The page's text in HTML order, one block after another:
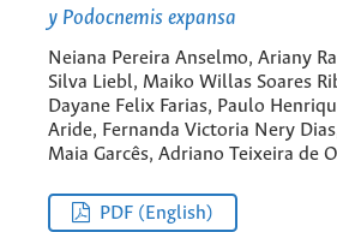
y Podocnemis expansa
Neiana Pereira Anselmo, Ariany
Silva Liebl, Maiko Willas Soares
Dayane Felix Farias, Paulo
Aride, Fernanda Victoria Nery
Maia Garcês, Adriano Teixeira de
PDF (English)